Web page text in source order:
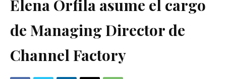
Elena Orfila asume el cargo
de Managing Director de
Channel Factory